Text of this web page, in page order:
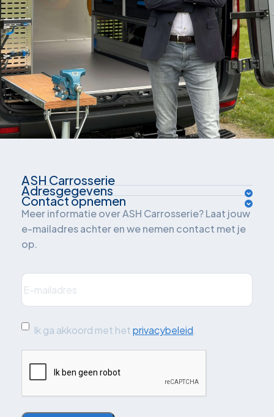
ASH Carrosserie
Over ons
Inrichtingsadvies
Oplossingen
Branches
Projecten
Quickscan: grijskenteken
Blog
Contact
Adresgegevens
Van der Waalsweg 1
3241 ME Middelharnis
Contact opnemen
Meer informatie over ASH Carrosserie? Laat jouw
e-mailadres achter en we nemen contact met je
op.
E-
mailadres(Vereist)
Ik
ga
akkoord
met
de
Ik ga akkoord met hetprivacybeleid